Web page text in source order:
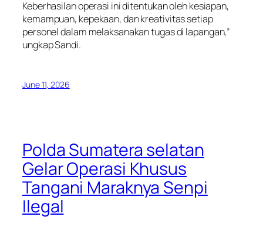
Keberhasilan operasi ini ditentukan oleh kesiapan,
kemampuan, kepekaan, dan kreativitas setiap
personel dalam melaksanakan tugas di lapangan,”
ungkap Sandi.
June 11, 2026
Polda Sumatera selatan
Gelar Operasi Khusus
Tangani Maraknya Senpi
Ilegal